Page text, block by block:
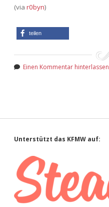
(via r0byn)
teilen
Einen Kommentar hinterlassen
Sidebar
Unterstützt das KFMW auf: